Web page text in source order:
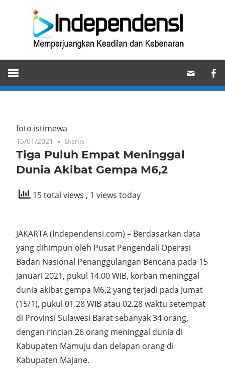
Memperjuangkan
Keadilan
dan
foto istimewa
15/01/2021 Bisnis
Tiga Puluh Empat Meninggal
Dunia Akibat Gempa M6,2
15 total views , 1 views today
JAKARTA (Independensi.com) – Berdasarkan data
yang dihimpun oleh Pusat Pengendali Operasi
Badan Nasional Penanggulangan Bencana pada 15
Januari 2021, pukul 14.00 WIB, korban meninggal
dunia akibat gempa M6,2 yang terjadi pada Jumat
(15/1), pukul 01.28 WIB atau 02.28 waktu setempat
di Provinsi Sulawesi Barat sebanyak 34 orang,
dengan rincian 26 orang meninggal dunia di
Kabupaten Mamuju dan delapan orang di
Kabupaten Majane.